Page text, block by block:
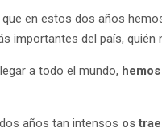
en estos dos años
importantes del país, quién
a todo el mundo,
años tan intensos os